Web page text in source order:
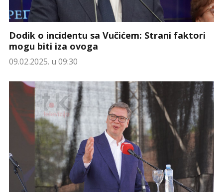
Dodik o incidentu sa Vučićem: Strani faktori
mogu biti iza ovoga
09.02.2025. u 09:30